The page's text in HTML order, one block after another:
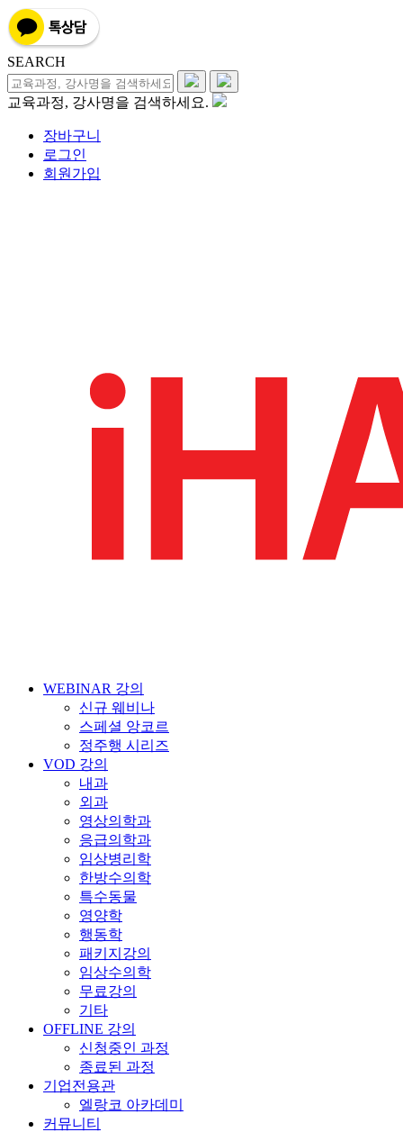
SEARCH
교육과정, 강사명을 검색하세요.
장바구니
로그인
회원가입
WEBINAR 강의
신규 웨비나
스페셜 앙코르
정주행 시리즈
VOD 강의
내과
외과
영상의학과
응급의학과
임상병리학
한방수의학
특수동물
영양학
행동학
패키지강의
임상수의학
무료강의
기타
OFFLINE 강의
신청중인 과정
종료된 과정
기업전용관
엘랑코 아카데미
커뮤니티